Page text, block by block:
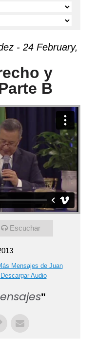
- 24 February,
y
B
Escuchar
Mensajes de Juan
Descargar Audio
"